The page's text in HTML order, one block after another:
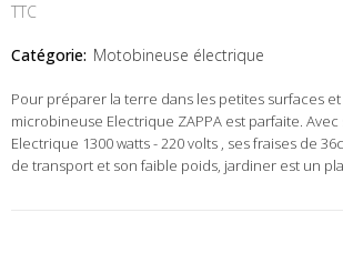
TTC
Catégorie: Motobineuse électrique
Pour préparer la terre dans les petites surfaces
microbineuse Electrique ZAPPA est parfaite.
Electrique 1300 watts - 220 volts , ses fraises de
de transport et son faible poids, jardiner est un